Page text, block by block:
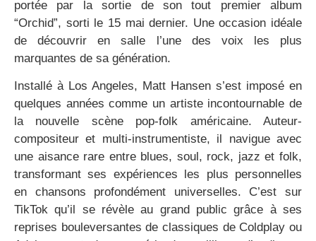
portée par la sortie de son tout premier album
“Orchid”, sorti le 15 mai dernier. Une occasion idéale
de découvrir en salle l’une des voix les plus
marquantes de sa génération.
Installé à Los Angeles, Matt Hansen s’est imposé en
quelques années comme un artiste incontournable de
la nouvelle scène pop-folk américaine. Auteur-
compositeur et multi-instrumentiste, il navigue avec
une aisance rare entre blues, soul, rock, jazz et folk,
transformant ses expériences les plus personnelles
en chansons profondément universelles. C’est sur
TikTok qu’il se révèle au grand public grâce à ses
reprises bouleversantes de classiques de Coldplay ou